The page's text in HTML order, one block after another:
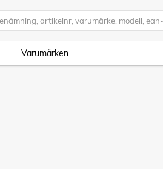
Varumärken